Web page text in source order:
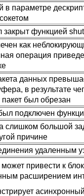
в параметре
закрыт функцией
как
операция
данных
в результате
был обрезан
подключен
слишком большой
причине
удаленным
привести к
расширением